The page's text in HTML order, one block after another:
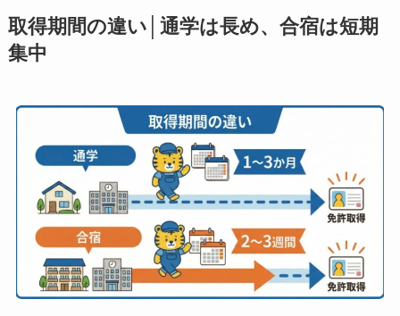
取得期間の違い│通学は長め、合宿は短期
集中